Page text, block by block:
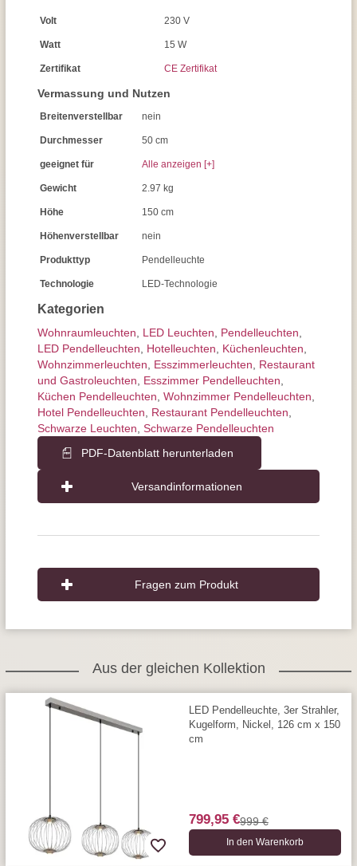
Kategorien
Wohnraum­leuchten LED Leuchten Pendel­leuchten
LED Pendelleuchten
Hotelleuchten Küchenleuchten
Wohnzimmer­leuchten
Esszimmer­­leuchten
Restaurant
und Gastroleuchten
Esszimmer Pendelleuchten
Küchen Pendelleuchten Wohnzimmer Pendelleuchten
Hotel Pendelleuchten
Restaurant Pendelleuchten
Schwarze Leuchten Schwarze Pendelleuchten
PDF-Datenblatt herunterladen
Versandinformationen
Volt 230 V
Watt 15 W
Zertifikat CE Zertifikat
Vermassung und Nutzen
Breitenverstellbar nein
Durchmesser 50 cm
geeignet für Alle anzeigen [+]
Gewicht 2.97 kg
Höhe 150 cm
Höhenverstellbar nein
Produkttyp Pendelleuchte
Technologie LED-Technologie
Fragen zum Produkt
Aus der gleichen Kollektion
LED Pendelleuchte, 3er Strahler,
Kugelform, Nickel, 126 cm x 150
cm
799,95 €999 €
In den Warenkorb